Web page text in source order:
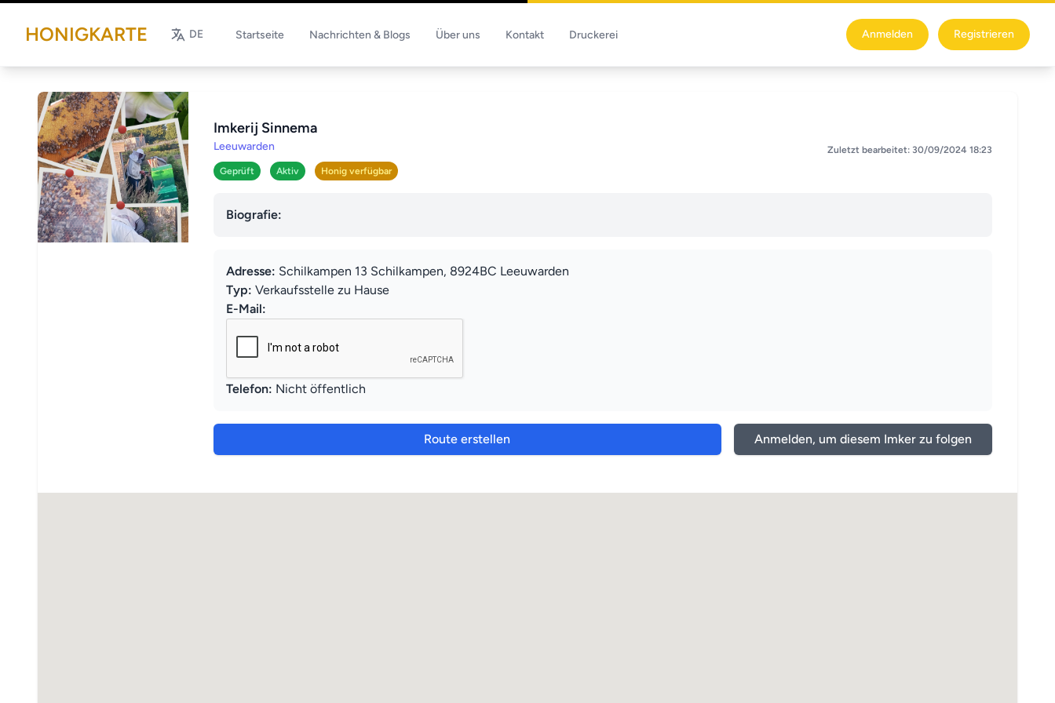
HONIGKARTE DE Startseite Nachrichten & Blogs Über uns Kontakt Druckerei Anmelden Registrieren
Imkerij Sinnema
Leeuwarden
Geprüft Aktiv Honig verfügbar
Zuletzt bearbeitet: 30/09/2024 18:23
Biografie:
Adresse: Schilkampen 13 Schilkampen, 8924BC Leeuwarden
Typ: Verkaufsstelle zu Hause
E-Mail:
Telefon: Nicht öffentlich
Route erstellen Anmelden, um diesem Imker zu folgen